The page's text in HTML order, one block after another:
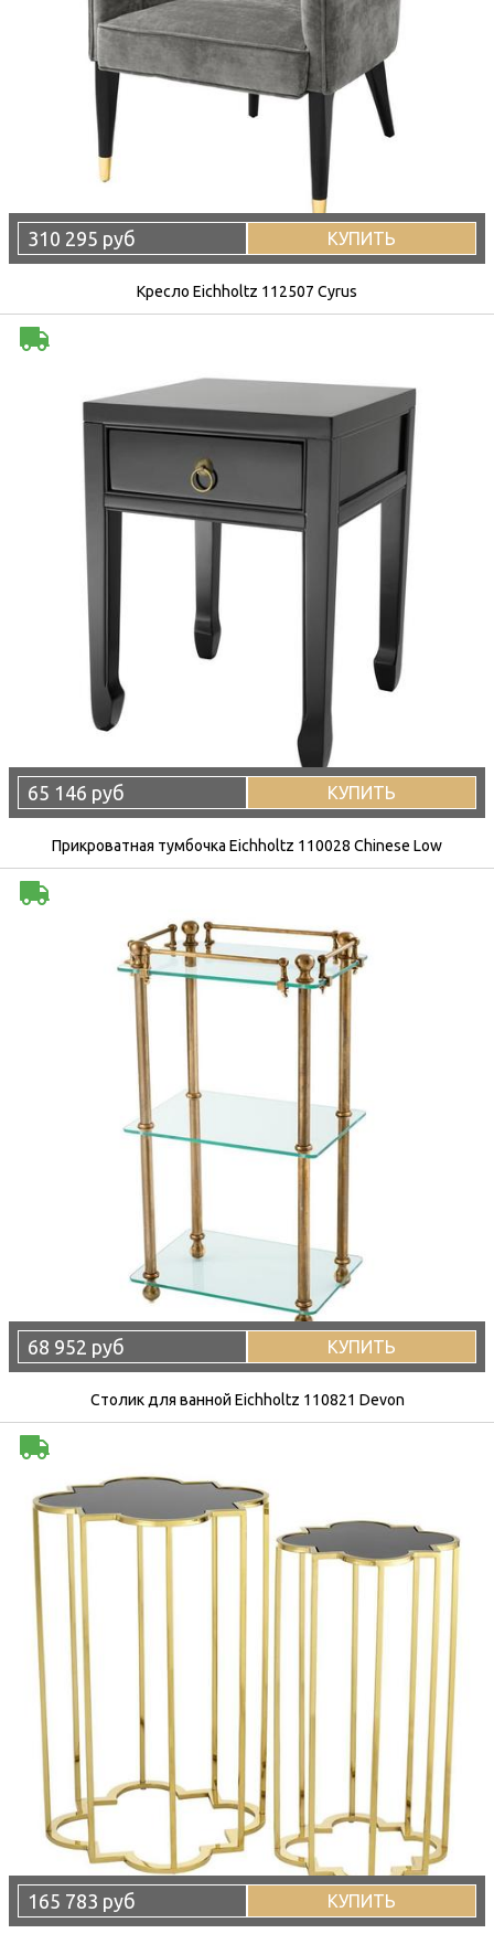
310 295 руб КУПИТЬ
Кресло Eichholtz 112507 Cyrus
65 146 руб КУПИТЬ
Прикроватная тумбочка Eichholtz 110028 Chinese Low
68 952 руб КУПИТЬ
Столик для ванной Eichholtz 110821 Devon
165 783 руб КУПИТЬ